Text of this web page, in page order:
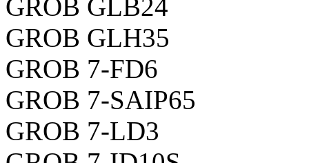
GROB GLB24
GROB GLH35
GROB 7-FD6
GROB 7-SAIP65
GROB 7-LD3